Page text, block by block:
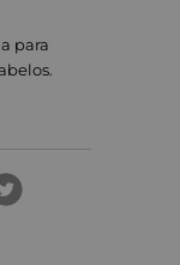
para